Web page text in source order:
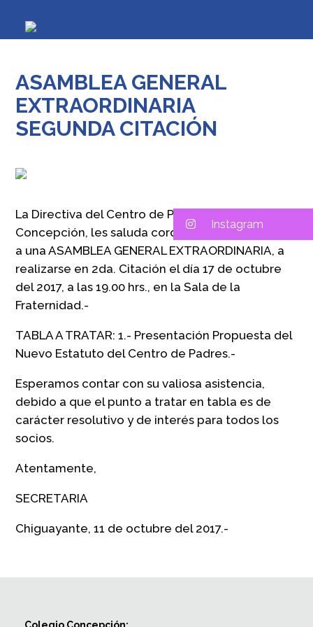
ASAMBLEA GENERAL
EXTRAORDINARIA
SEGUNDA CITACIÓN
La Directiva del Centro de Padres del Colegio
Concepción, les saluda cordialmente y los invita
a una ASAMBLEA GENERAL EXTRAORDINARIA, a
realizarse en 2da. Citación el día 17 de octubre
del 2017, a las 19.00 hrs., en la Sala de la
Fraternidad.-
TABLA A TRATAR: 1.- Presentación Propuesta del
Nuevo Estatuto del Centro de Padres.-
Esperamos contar con su valiosa asistencia,
debido a que el punto a tratar en tabla es de
carácter resolutivo y de interés para todos los
socios.
Atentamente,
SECRETARIA
Chiguayante, 11 de octubre del 2017.-
Instagram